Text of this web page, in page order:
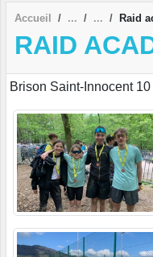
Accueil Raid
RAID
Brison Saint-Innocent 10